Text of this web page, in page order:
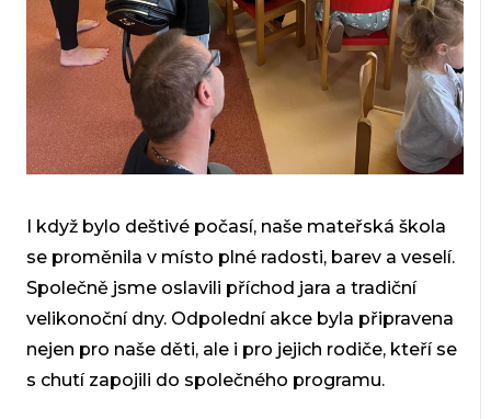
I když bylo deštivé počasí, naše mateřská škola
se proměnila v místo plné radosti, barev a veselí.
Společně jsme oslavili příchod jara a tradiční
velikonoční dny. Odpolední akce byla připravena
nejen pro naše děti, ale i pro jejich rodiče, kteří se
s chutí zapojili do společného programu.